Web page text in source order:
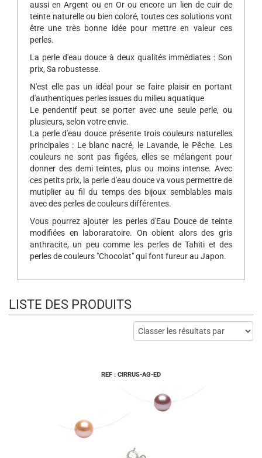
aussi en Argent ou en Or ou encore un lien de cuir de
teinte naturelle ou bien coloré, toutes ces solutions vont
être une très bonne idée pour mettre en valeur ces
perles.
La perle d'eau douce à deux qualités immédiates : Son
prix, Sa robustesse.
N'est elle pas un idéal pour se faire plaisir en portant
d'authentiques perles issues du milieu aquatique
Le pendentif peut se porter avec une seule perle, ou
plusieurs, selon votre envie.
La perle d'eau douce présente trois couleurs naturelles
principales : Le blanc nacré, le Lavande, le Pêche. Les
couleurs ne sont pas figées, elles se mélangent pour
donner des demi teintes, plus ou moins intense. Avec
ces petits prix, la perle d'eau douce va vous permettre de
mutiplier au fil du temps des bijoux semblables mais
avec des perles de couleurs différentes.
Vous pourrez ajouter les perles d'Eau Douce de teinte
modifiées en laboraratoire. On obient alors des gris
anthracite, un peu comme les perles de Tahiti et des
perles de couleurs "Chocolat" qui font fureur au Japon.
LISTE DES PRODUITS
REF : CIRRUS-AG-ED